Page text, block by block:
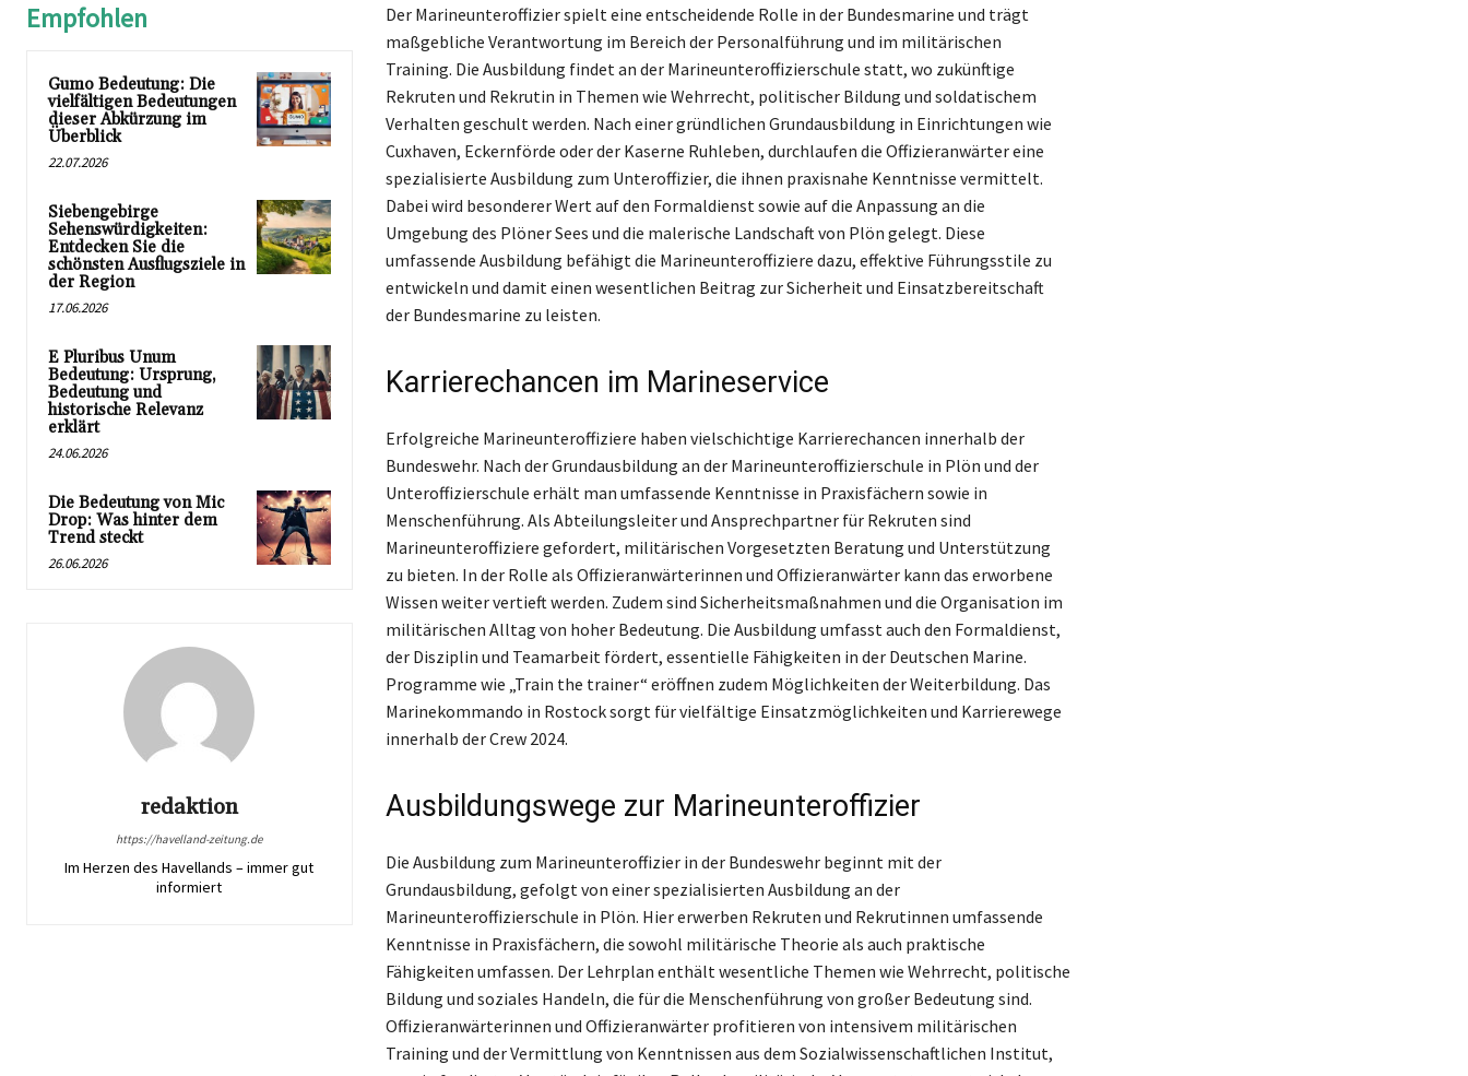
Empfohlen
Gumo Bedeutung: Die
vielfältigen Bedeutungen
dieser Abkürzung im
Überblick
22.07.2026
Siebengebirge
Sehenswürdigkeiten:
Entdecken Sie die
schönsten Ausflugsziele in
der Region
17.06.2026
E Pluribus Unum
Bedeutung: Ursprung,
Bedeutung und
historische Relevanz
erklärt
24.06.2026
Die Bedeutung von Mic
Drop: Was hinter dem
Trend steckt
26.06.2026
redaktion
https://havelland-zeitung.de
Im Herzen des Havellands – immer gut
informiert
Der Marineunteroffizier spielt eine entscheidende Rolle in der Bundesmarine und trägt
maßgebliche Verantwortung im Bereich der Personalführung und im militärischen
Training. Die Ausbildung findet an der Marineunteroffizierschule statt, wo zukünftige
Rekruten und Rekrutin in Themen wie Wehrrecht, politischer Bildung und soldatischem
Verhalten geschult werden. Nach einer gründlichen Grundausbildung in Einrichtungen wie
Cuxhaven, Eckernförde oder der Kaserne Ruhleben, durchlaufen die Offizieranwärter eine
spezialisierte Ausbildung zum Unteroffizier, die ihnen praxisnahe Kenntnisse vermittelt.
Dabei wird besonderer Wert auf den Formaldienst sowie auf die Anpassung an die
Umgebung des Plöner Sees und die malerische Landschaft von Plön gelegt. Diese
umfassende Ausbildung befähigt die Marineunteroffiziere dazu, effektive Führungsstile zu
entwickeln und damit einen wesentlichen Beitrag zur Sicherheit und Einsatzbereitschaft
der Bundesmarine zu leisten.
Karrierechancen im Marineservice
Erfolgreiche Marineunteroffiziere haben vielschichtige Karrierechancen innerhalb der
Bundeswehr. Nach der Grundausbildung an der Marineunteroffizierschule in Plön und der
Unteroffizierschule erhält man umfassende Kenntnisse in Praxisfächern sowie in
Menschenführung. Als Abteilungsleiter und Ansprechpartner für Rekruten sind
Marineunteroffiziere gefordert, militärischen Vorgesetzten Beratung und Unterstützung
zu bieten. In der Rolle als Offizieranwärterinnen und Offizieranwärter kann das erworbene
Wissen weiter vertieft werden. Zudem sind Sicherheitsmaßnahmen und die Organisation im
militärischen Alltag von hoher Bedeutung. Die Ausbildung umfasst auch den Formaldienst,
der Disziplin und Teamarbeit fördert, essentielle Fähigkeiten in der Deutschen Marine.
Programme wie „Train the trainer“ eröffnen zudem Möglichkeiten der Weiterbildung. Das
Marinekommando in Rostock sorgt für vielfältige Einsatzmöglichkeiten und Karrierewege
innerhalb der Crew 2024.
Ausbildungswege zur Marineunteroffizier
Die Ausbildung zum Marineunteroffizier in der Bundeswehr beginnt mit der
Grundausbildung, gefolgt von einer spezialisierten Ausbildung an der
Marineunteroffizierschule in Plön. Hier erwerben Rekruten und Rekrutinnen umfassende
Kenntnisse in Praxisfächern, die sowohl militärische Theorie als auch praktische
Fähigkeiten umfassen. Der Lehrplan enthält wesentliche Themen wie Wehrrecht, politische
Bildung und soziales Handeln, die für die Menschenführung von großer Bedeutung sind.
Offizieranwärterinnen und Offizieranwärter profitieren von intensivem militärischen
Training und der Vermittlung von Kenntnissen aus dem Sozialwissenschaftlichen Institut,